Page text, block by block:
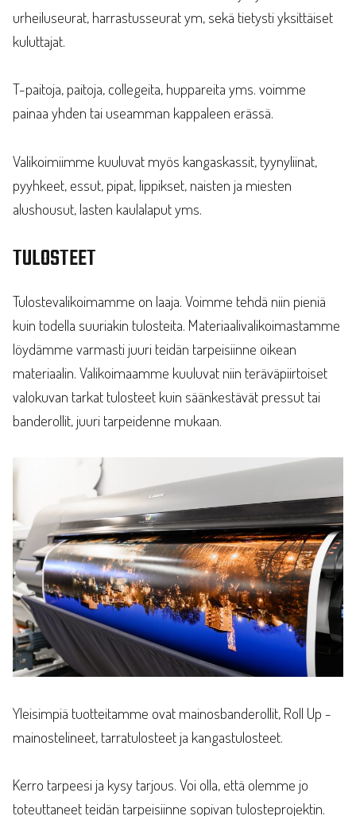
urheiluseurat, harrastusseurat ym, sekä tietysti yksittäiset
kuluttajat.
T-paitoja, paitoja, collegeita, huppareita yms. voimme
painaa yhden tai useamman kappaleen erässä.
Valikoimiimme kuuluvat myös kangaskassit, tyynyliinat,
pyyhkeet, essut, pipat, lippikset, naisten ja miesten
alushousut, lasten kaulalaput yms.
TULOSTEET
Tulostevalikoimamme on laaja. Voimme tehdä niin pieniä
kuin todella suuriakin tulosteita. Materiaalivalikoimastamme
löydämme varmasti juuri teidän tarpeisiinne oikean
materiaalin. Valikoimaamme kuuluvat niin teräväpiirtoiset
valokuvan tarkat tulosteet kuin säänkestävät pressut tai
banderollit, juuri tarpeidenne mukaan.
Yleisimpiä tuotteitamme ovat mainosbanderollit, Roll Up -
mainostelineet, tarratulosteet ja kangastulosteet.
Kerro tarpeesi ja kysy tarjous. Voi olla, että olemme jo
toteuttaneet teidän tarpeisiinne sopivan tulosteprojektin.